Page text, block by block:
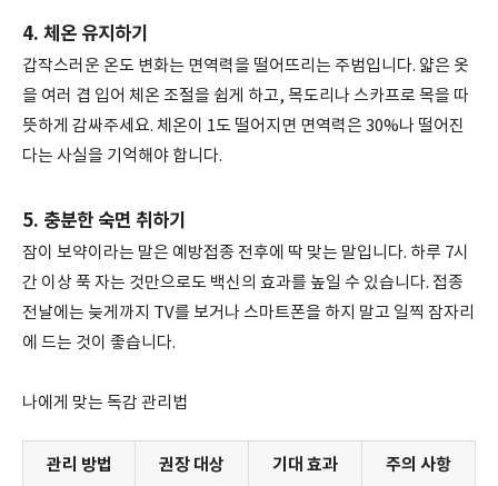
4. 체온 유지하기
갑작스러운 온도 변화는 면역력을 떨어뜨리는 주범입니다. 얇은 옷
을 여러 겹 입어 체온 조절을 쉽게 하고, 목도리나 스카프로 목을 따
뜻하게 감싸주세요. 체온이 1도 떨어지면 면역력은 30%나 떨어진
다는 사실을 기억해야 합니다.
5. 충분한 숙면 취하기
잠이 보약이라는 말은 예방접종 전후에 딱 맞는 말입니다. 하루 7시
간 이상 푹 자는 것만으로도 백신의 효과를 높일 수 있습니다. 접종
전날에는 늦게까지 TV를 보거나 스마트폰을 하지 말고 일찍 잠자리
에 드는 것이 좋습니다.
나에게 맞는 독감 관리법
관리 방법 권장 대상 기대 효과 주의 사항